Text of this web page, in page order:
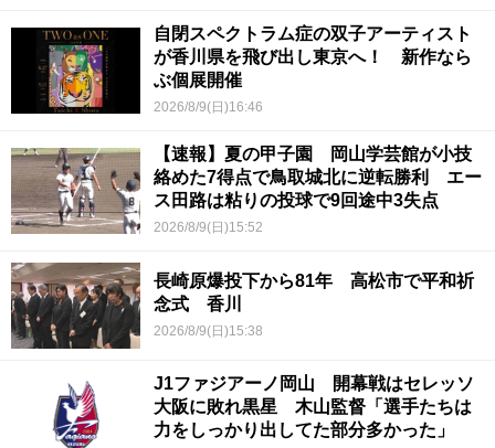
自閉スペクトラム症の双子アーティスト
が香川県を飛び出し東京へ！ 新作なら
ぶ個展開催
2026/8/9(日)16:46
【速報】夏の甲子園 岡山学芸館が小技
絡めた7得点で鳥取城北に逆転勝利 エー
ス田路は粘りの投球で9回途中3失点
2026/8/9(日)15:52
長崎原爆投下から81年 高松市で平和祈
念式 香川
2026/8/9(日)15:38
J1ファジアーノ岡山 開幕戦はセレッソ
大阪に敗れ黒星 木山監督「選手たちは
力をしっかり出してた部分多かった」